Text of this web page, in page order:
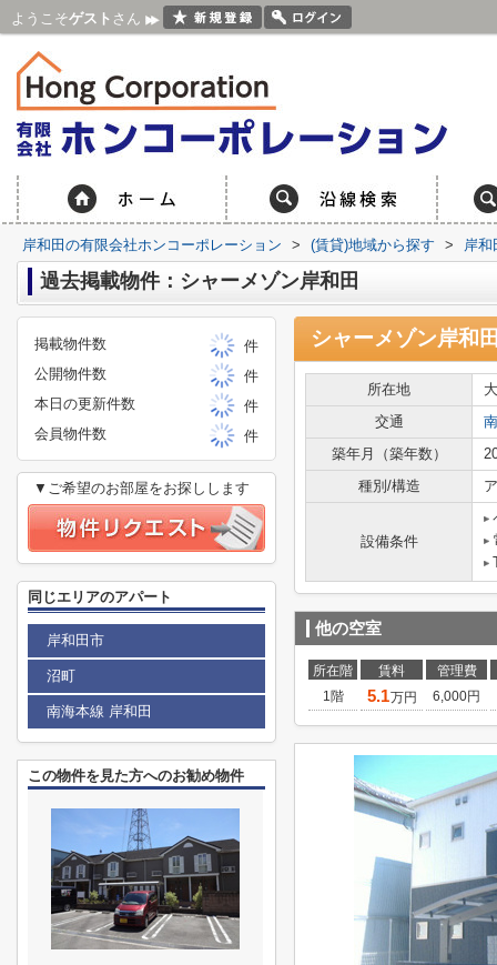
ようこそゲスト さん
岸和田の有限会社ホンコーポレーション > (賃貸)地域から探す > 岸和
過去掲載物件：シャーメゾン岸和田
シャーメゾン岸和
所在地
交通
築年月（築年数）
種別/構造
設備条件
他の空室
所在階 賃料
管理費
1階
5.1万円 6,000円
掲載物件数
件
公開物件数
件
本日の更新件数
件
会員物件数
件
▼ご希望のお部屋をお探しします
同じエリアのアパート
岸和田市
沼町
南海本線 岸和田
この物件を見た方へのお勧め物件